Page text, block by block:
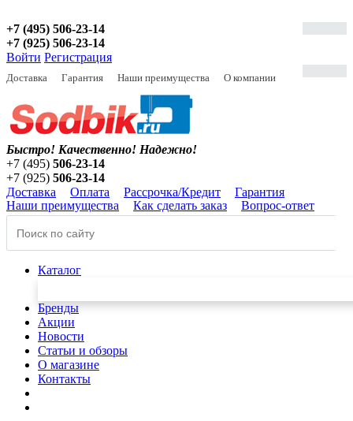
+7 (495) 506-23-14
+7 (925) 506-23-14
Войти Регистрация
Доставка Гарантия Наши преимущества О компании
Быстро! Качественно! Надежно!
+7 (495) 506-23-14
+7 (925) 506-23-14
Доставка
Оплата Рассрочка/Кредит
Гарантия
Наши преимущества
Как сделать заказ Вопрос-ответ
Каталог
Бренды
Акции
Новости
Статьи и обзоры
О магазине
Контакты